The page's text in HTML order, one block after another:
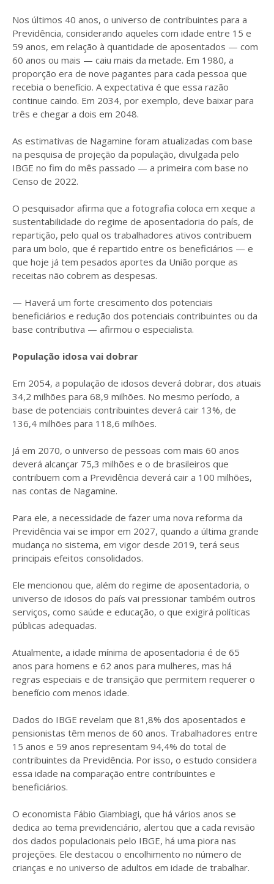
Nos últimos 40 anos, o universo de contribuintes para a
Previdência, considerando aqueles com idade entre 15 e
59 anos, em relação à quantidade de aposentados — com
60 anos ou mais — caiu mais da metade. Em 1980, a
proporção era de nove pagantes para cada pessoa que
recebia o benefício. A expectativa é que essa razão
continue caindo. Em 2034, por exemplo, deve baixar para
três e chegar a dois em 2048.
As estimativas de Nagamine foram atualizadas com base
na pesquisa de projeção da população, divulgada pelo
IBGE no fim do mês passado — a primeira com base no
Censo de 2022.
O pesquisador afirma que a fotografia coloca em xeque a
sustentabilidade do regime de aposentadoria do país, de
repartição, pelo qual os trabalhadores ativos contribuem
para um bolo, que é repartido entre os beneficiários — e
que hoje já tem pesados aportes da União porque as
receitas não cobrem as despesas.
— Haverá um forte crescimento dos potenciais
beneficiários e redução dos potenciais contribuintes ou da
base contributiva — afirmou o especialista.
População idosa vai dobrar
Em 2054, a população de idosos deverá dobrar, dos atuais
34,2 milhões para 68,9 milhões. No mesmo período, a
base de potenciais contribuintes deverá cair 13%, de
136,4 milhões para 118,6 milhões.
Já em 2070, o universo de pessoas com mais 60 anos
deverá alcançar 75,3 milhões e o de brasileiros que
contribuem com a Previdência deverá cair a 100 milhões,
nas contas de Nagamine.
Para ele, a necessidade de fazer uma nova reforma da
Previdência vai se impor em 2027, quando a última grande
mudança no sistema, em vigor desde 2019, terá seus
principais efeitos consolidados.
Ele mencionou que, além do regime de aposentadoria, o
universo de idosos do país vai pressionar também outros
serviços, como saúde e educação, o que exigirá políticas
públicas adequadas.
Atualmente, a idade mínima de aposentadoria é de 65
anos para homens e 62 anos para mulheres, mas há
regras especiais e de transição que permitem requerer o
benefício com menos idade.
Dados do IBGE revelam que 81,8% dos aposentados e
pensionistas têm menos de 60 anos. Trabalhadores entre
15 anos e 59 anos representam 94,4% do total de
contribuintes da Previdência. Por isso, o estudo considera
essa idade na comparação entre contribuintes e
beneficiários.
O economista Fábio Giambiagi, que há vários anos se
dedica ao tema previdenciário, alertou que a cada revisão
dos dados populacionais pelo IBGE, há uma piora nas
projeções. Ele destacou o encolhimento no número de
crianças e no universo de adultos em idade de trabalhar.